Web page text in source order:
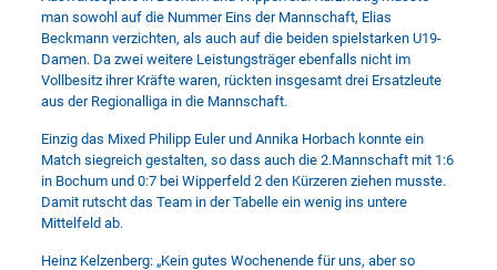
man sowohl auf die Nummer Eins der Mannschaft, Elias
Beckmann verzichten, als auch auf die beiden spielstarken U19-
Damen. Da zwei weitere Leistungsträger ebenfalls nicht im
Vollbesitz ihrer Kräfte waren, rückten insgesamt drei Ersatzleute
aus der Regionalliga in die Mannschaft.
Einzig das Mixed Philipp Euler und Annika Horbach konnte ein
Match siegreich gestalten, so dass auch die 2.Mannschaft mit 1:6
in Bochum und 0:7 bei Wipperfeld 2 den Kürzeren ziehen musste.
Damit rutscht das Team in der Tabelle ein wenig ins untere
Mittelfeld ab.
Heinz Kelzenberg: „Kein gutes Wochenende für uns, aber so